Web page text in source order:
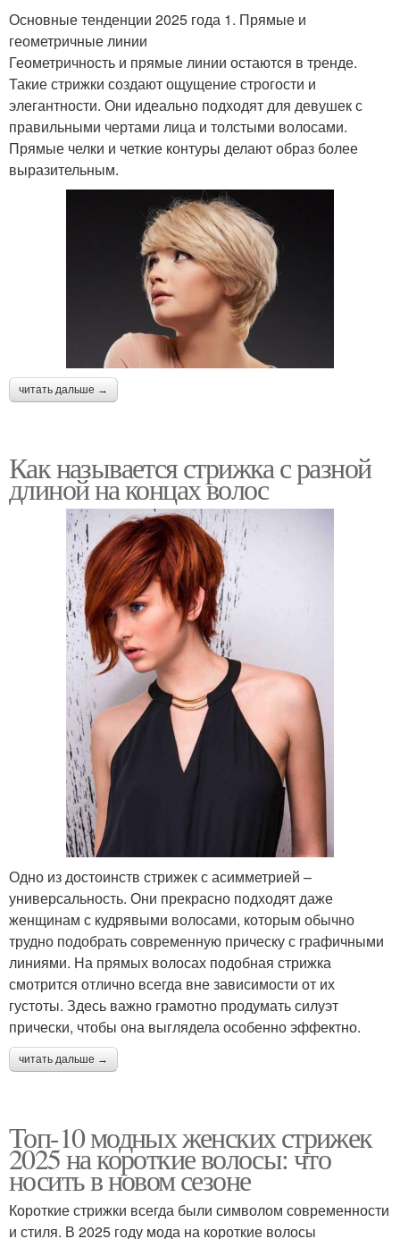
Основные тенденции 2025 года 1. Прямые и
геометричные линии
Геометричность и прямые линии остаются в тренде.
Такие стрижки создают ощущение строгости и
элегантности. Они идеально подходят для девушек с
правильными чертами лица и толстыми волосами.
Прямые челки и четкие контуры делают образ более
выразительным.
читать дальше →
Как называется стрижка с разной
длиной на концах волос
Одно из достоинств стрижек с асимметрией –
универсальность. Они прекрасно подходят даже
женщинам с кудрявыми волосами, которым обычно
трудно подобрать современную прическу с графичными
линиями. На прямых волосах подобная стрижка
смотрится отлично всегда вне зависимости от их
густоты. Здесь важно грамотно продумать силуэт
прически, чтобы она выглядела особенно эффектно.
читать дальше →
Топ-10 модных женских стрижек
2025 на короткие волосы: что
носить в новом сезоне
Короткие стрижки всегда были символом современности
и стиля. В 2025 году мода на короткие волосы